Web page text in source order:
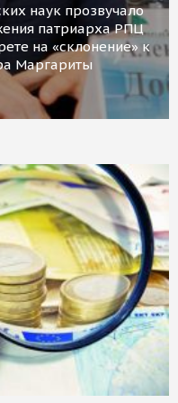
наук прозвучало
патриарха РПЦ
на «склонение» к
Маргариты